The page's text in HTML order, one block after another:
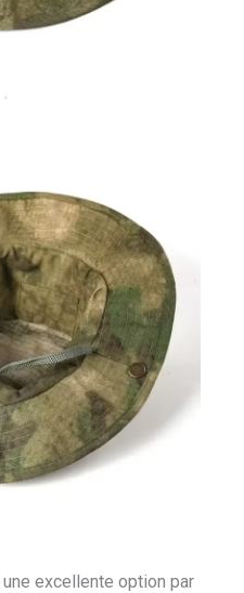
excellente option par